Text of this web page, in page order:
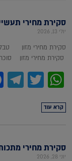
סקירת מחירי תעשיית
יולי 13, 2026
סקירת מחירי מזון
סקירת מחירי מזון סוכר מס'5, סוכר מס'
קרא עוד
סקירת מחירי מתכות
יוני 28, 2026